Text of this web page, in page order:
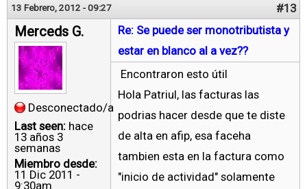
13 Febrero, 2012 - 09:27 #13
Merceds G.
Desconectado/a
Last seen: hace
13 años 3
semanas
Miembro desde:
11 Dic 2011 -
9:30am
Re: Se puede ser monotributista y
estar en blanco al a vez??
Encontraron esto útil
Hola Patriul, las facturas las
podrias hacer desde que te diste
de alta en afip, esa faceha
tambien esta en la factura como
"inicio de actividad" solamente